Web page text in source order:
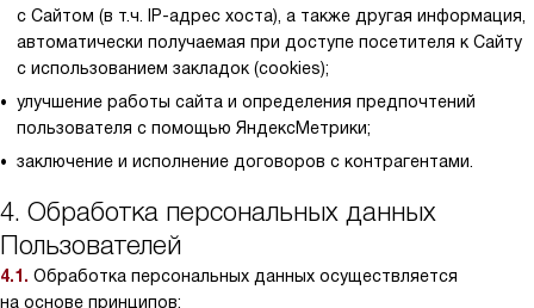
с Сайтом (в т.ч. IP-адрес хоста), а также другая информация,
автоматически получаемая при доступе посетителя к Сайту
с использованием закладок (cookies);
улучшение работы сайта и определения предпочтений
пользователя с помощью ЯндексМетрики;
заключение и исполнение договоров с контрагентами.
4. Обработка персональных данных
Пользователей
4.1. Обработка персональных данных осуществляется
на основе принципов: